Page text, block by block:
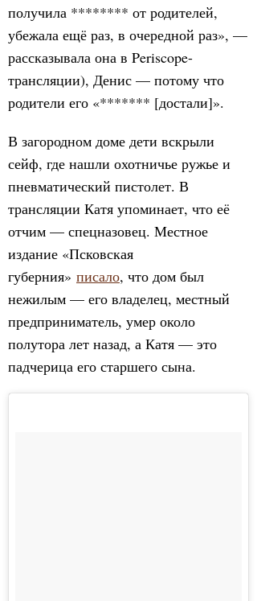
получила ******** от родителей,
убежала ещё раз, в очередной раз», —
рассказывала она в Periscope-
трансляции), Денис — потому что
родители его «******* [достали]».
В загородном доме дети вскрыли
сейф, где нашли охотничье ружье и
пневматический пистолет. В
трансляции Катя упоминает, что её
отчим — спецназовец. Местное
издание «Псковская
губерния» писало, что дом был
нежилым — его владелец, местный
предприниматель, умер около
полутора лет назад, а Катя — это
падчерица его старшего сына.